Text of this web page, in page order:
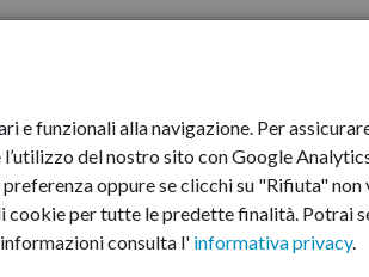
e funzionali alla navigazione. Per
del nostro sito con Google
preferenza oppure se clicchi su "Rifiuta"
cookie per tutte le predette finalità. Potrai
consulta l' informativa privacy.